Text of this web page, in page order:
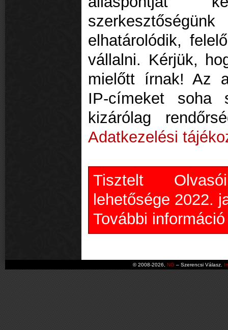
elhatárolódik,
vállalni. Kérjük,
mielőtt írnak! Az
IP-címeket soha
kizárólag
Adatkezelési
Tisztelt
lehetősége 2022.
További
© 2008-2026, NG – Szerencsi Válasz.